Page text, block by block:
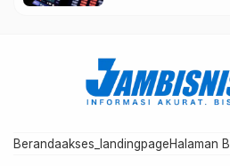
Berandaakses_landingpageHalaman